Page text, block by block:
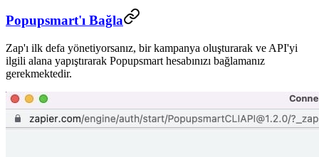
Popupsmart'ı Bağla
Zap'ı ilk defa yönetiyorsanız, bir kampanya oluşturarak ve API'yi
ilgili alana yapıştırarak Popupsmart hesabınızı bağlamanız
gerekmektedir.